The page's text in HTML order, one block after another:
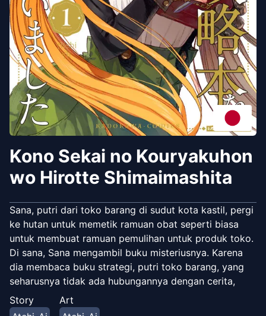
Kono Sekai no Kouryakuhon
wo Hirotte Shimaimashita
Sana, putri dari toko barang di sudut kota kastil, pergi
ke hutan untuk memetik ramuan obat seperti biasa
untuk membuat ramuan pemulihan untuk produk toko.
Di sana, Sana mengambil buku misteriusnya. Karena
dia membaca buku strategi, putri toko barang, yang
seharusnya tidak ada hubungannya dengan cerita,
sangat terlibat dalam cerita permainan! Petualangan
komedi romantis dunia lain fantasi!
Story
Art